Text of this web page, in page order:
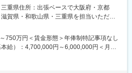
す。
可能です。オファーや延長依頼があった
クトにチャレンジしたい場合は断ること
して、医師等への情報提供や購入の提案
験や希望を伺い、希望条件に合致するプ
。この際、希望しない製品や領域があれ
重県住所：出張ベースで大阪府・京都
賀県・和歌山県・三重県を担当いただき
750万円＜賃金形態＞年俸制特記事項なし
給）：4,700,000円～6,000,000円＜月額